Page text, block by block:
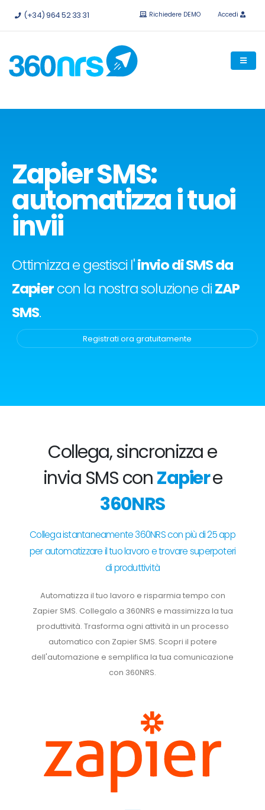
Provalo gratis senza impegno.API e integrazioni disponibili.
(+34) 964 52 33 31 Richiedere DEMO Accedi
Zapier SMS:
automatizza i tuoi
invii
Ottimizza e gestisci l'invio di SMS da
Zapiercon la nostra soluzione diZAP
SMS.
Registrati ora gratuitamente
Collega, sincronizza e
invia SMS conZapiere
360NRS
Collega istantaneamente 360NRS con più di 25 app
per automatizzare il tuo lavoro e trovare superpoteri
di produttività
Automatizza il tuo lavoro e risparmia tempo con
Zapier SMS. Collegalo a 360NRS e massimizza la tua
produttività. Trasforma ogni attività in un processo
automatico con Zapier SMS. Scopri il potere
dell'automazione e semplifica la tua comunicazione
con 360NRS.